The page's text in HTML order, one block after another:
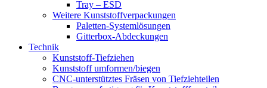
Tray – ESD
Weitere Kunststoffverpackungen
Paletten-Systemlösungen
Gitterbox-Abdeckungen
Technik
Kunststoff-Tiefziehen
Kunststoff umformen/biegen
CNC-unterstütztes Fräsen von Tiefziehteilen